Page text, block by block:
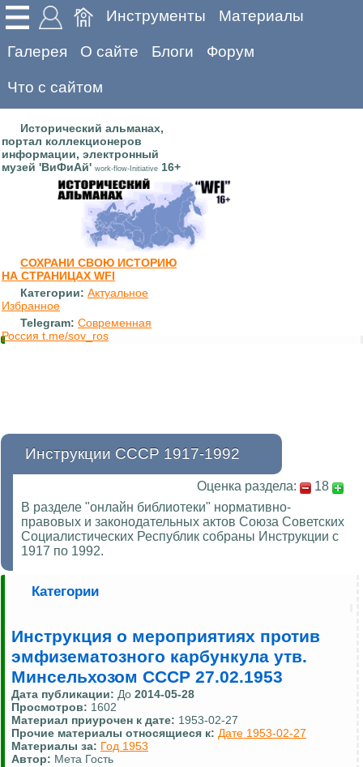
Инструменты Материалы
Галерея О сайте Блоги Форум
Что с сайтом
Исторический альманах,
портал коллекционеров
информации, электронный
музей 'ВиФиАй' work-flow-Initiative 16+
СОХРАНИ СВОЮ ИСТОРИЮ
НА СТРАНИЦАХ WFI
Категории: Актуальное
Избранное
Telegram: Современная
Россия t.me/sov_ros
Инструкции СССР 1917-1992
Оценка раздела:
18
В разделе "онлайн библиотеки" нормативно-
правовых и законодательных актов Союза Советских
Социалистических Республик собраны Инструкции с
1917 по 1992.
Категории
Инструкция о мероприятиях против
эмфизематозного карбункула утв.
Минсельхозом СССР 27.02.1953
Дата публикации: До 2014-05-28
Просмотров: 1602
Материал приурочен к дате: 1953-02-27
Прочие материалы относящиеся к: Дате 1953-02-27
Материалы за: Год 1953
Автор: Мета Гость